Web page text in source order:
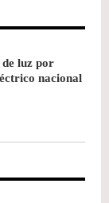
luz por
nacional